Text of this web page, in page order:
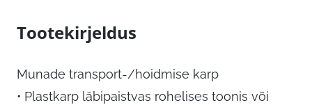
Tootekirjeldus
Munade transport-/hoidmise karp
• Plastkarp läbipaistvas rohelises toonis või